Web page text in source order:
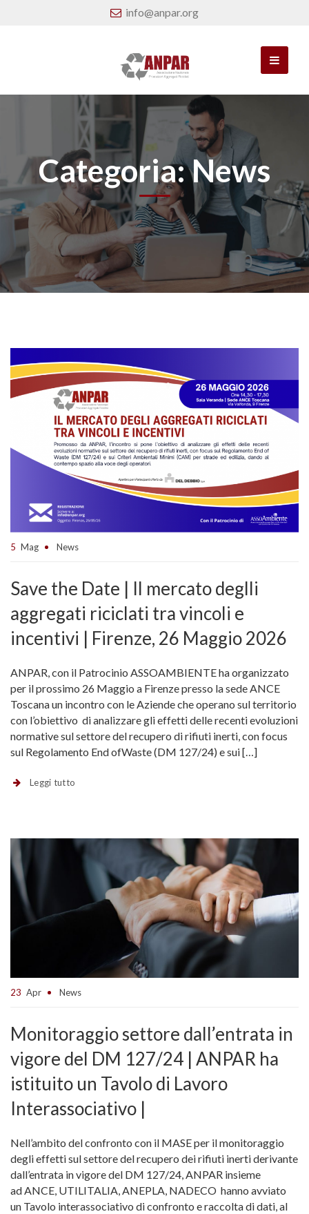
info@anpar.org
Categoria:News
5 Mag News
Save the Date | Il mercato deglli
aggregati riciclati tra vincoli e
incentivi | Firenze, 26 Maggio 2026
ANPAR, con il Patrocinio ASSOAMBIENTE ha organizzato
per il prossimo 26 Maggio a Firenze presso la sede ANCE
Toscana un incontro con le Aziende che operano sul territorio
con l’obiettivo di analizzare gli effetti delle recenti evoluzioni
normative sul settore del recupero di rifiuti inerti, con focus
sul Regolamento End ofWaste (DM 127/24) e sui […]
Leggi tutto
23 Apr News
Monitoraggio settore dall’entrata in
vigore del DM 127/24 | ANPAR ha
istituito un Tavolo di Lavoro
Interassociativo |
Nell’ambito del confronto con il MASE per il monitoraggio
degli effetti sul settore del recupero dei rifiuti inerti derivante
dall’entrata in vigore del DM 127/24, ANPAR insieme
ad ANCE, UTILITALIA, ANEPLA, NADECO hanno avviato
un Tavolo interassociativo di confronto e raccolta di dati, al